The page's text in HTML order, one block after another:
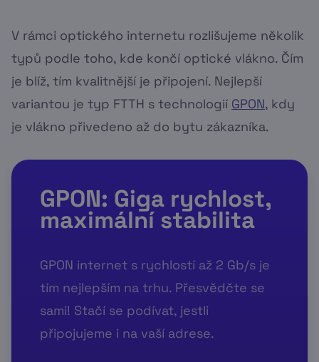
V rámci optického internetu rozlišujeme několik
typů podle toho, kde končí optické vlákno. Čím
je blíž, tím kvalitnější je připojení. Nejlepší
variantou je typ FTTH s technologií GPON, kdy
je vlákno přivedeno až do bytu zákazníka.
GPON: Giga rychlost,
maximální stabilita
GPON internet s rychlostí až 2 Gb/s je
tím nejlepším na trhu. Přesvědčte se
sami! Stačí se podívat, jestli
připojujeme i na vaší adrese.